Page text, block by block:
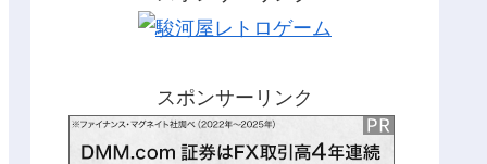
スポンサーリンク